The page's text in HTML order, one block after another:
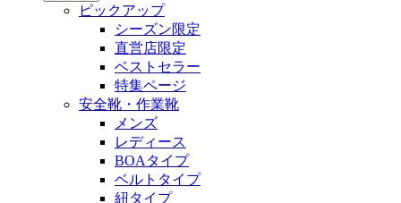
ピックアップ
シーズン限定
直営店限定
ベストセラー
特集ページ
安全靴・作業靴
メンズ
レディース
BOAタイプ
ベルトタイプ
紐タイプ